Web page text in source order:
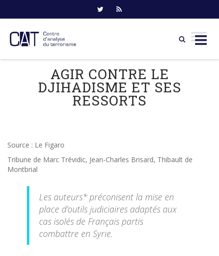
AGIR CONTRE LE
DJIHADISME ET SES
RESSORTS
Source : Le Figaro
Tribune de Marc Trévidic, Jean-Charles Brisard, Thibault de
Montbrial
Les auteurs* préconisent la mise en
place d’outils judiciaires adaptés aux
cas isolés de Français partis
combattre en Syrie.